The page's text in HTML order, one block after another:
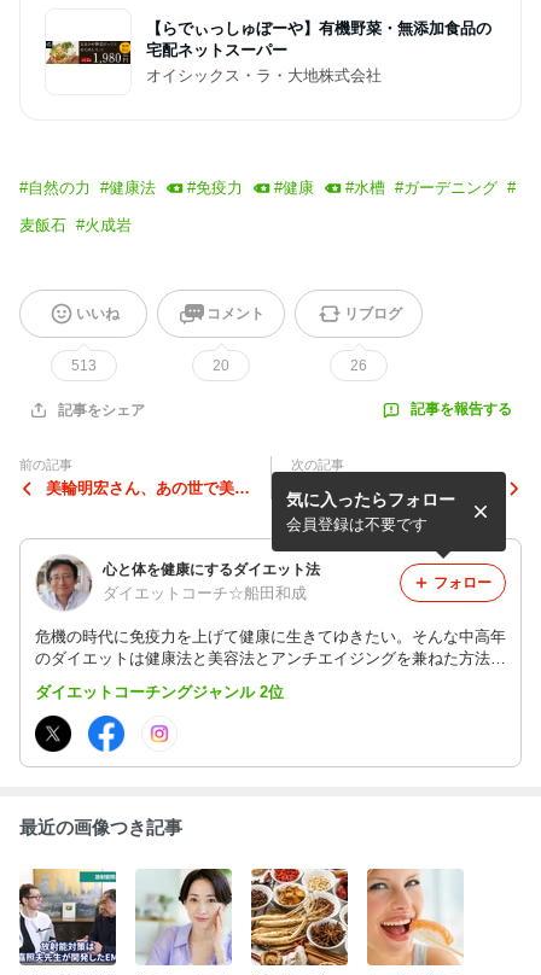
【らでぃっしゅぼーや】有機野菜・無添加食品の
宅配ネットスーパー
オイシックス・ラ・大地株式会社
#自然の力 #健康法 #免疫力 #健康 #水槽 #ガーデニング #
麦飯石 #火成岩
いいね
513
コメント
20
リブログ
26
記事をシェア 記事を報告する
前の記事
美輪明宏さん、あの世で美と
ん。
次の記事
★重要★電子レンジとIH調理
器で加熱した食品は免疫力を
下げる証拠がある！
心と体を健康にするダイエット法
ダイエットコーチ☆船田和成
危機の時代に免疫力を上げて健康に生きてゆきたい。そんな中高年
のダイエットは健康法と美容法とアンチエイジングを兼ねた方法が
イエット法を提案しています。
気に入ったらフォロー
会員登録は不要です
フォロー
ダイエットコーチングジャンル 2位
最近の画像つき記事